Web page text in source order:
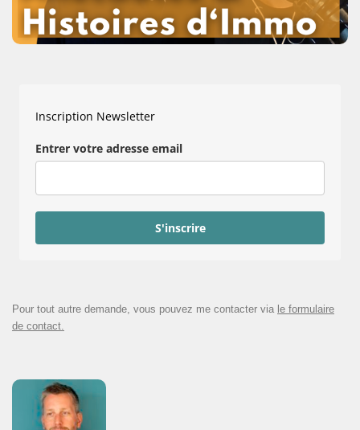
Inscription Newsletter
Entrer votre adresse email
S'inscrire
Pour tout autre demande, vous pouvez me contacter via le formulaire
de contact.